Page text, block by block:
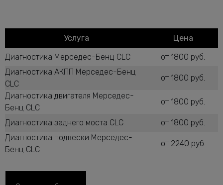
Услуга
Цена
Диагностика Мерседес-Бенц CLC
от 1800 руб.
Диагностика АКПП Мерседес-Бенц
CLC
от 1800 руб.
Диагностика двигателя Мерседес-
Бенц CLC
от 1800 руб.
Диагностика заднего моста CLC
от 1800 руб.
Диагностика подвески Мерседес-
Бенц CLC
от 2240 руб.